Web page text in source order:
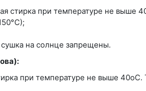
стирка при температуре не выше
на солнце запрещены.
при температуре не выше 40оС.